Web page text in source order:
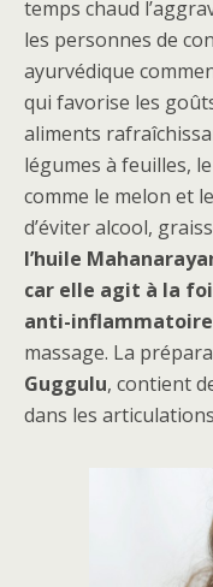
temps chaud
les personnes de
ayurvédique
qui favorise les
aliments
légumes à feuilles,
comme le melon et
d’éviter alcool,
l’huile
car elle agit à la
anti-
massage. La
Guggulu, contient
dans les